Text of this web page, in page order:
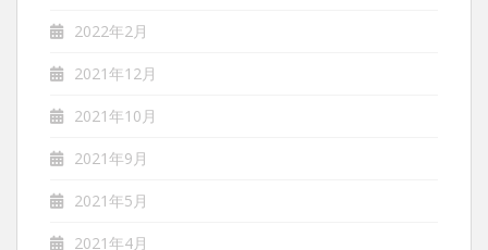
2022年2月
2021年12月
2021年10月
2021年9月
2021年5月
2021年4月